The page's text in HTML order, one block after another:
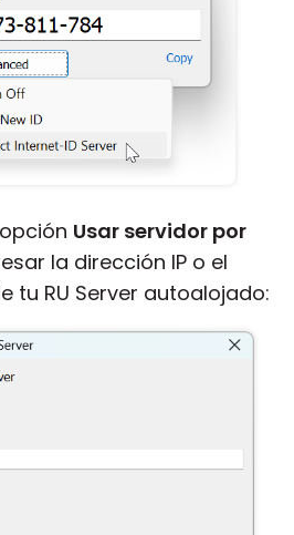
Usar servidor por
la dirección IP o el
tu RU Server autoalojado: